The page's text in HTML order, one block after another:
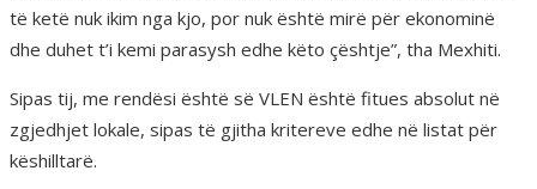
të ketë nuk ikim nga kjo, por nuk është mirë për ekonominë
dhe duhet t’i kemi parasysh edhe këto çështje”, tha Mexhiti.
Sipas tij, me rendësi është së VLEN është fitues absolut në
zgjedhjet lokale, sipas të gjitha kritereve edhe në listat për
këshilltarë.